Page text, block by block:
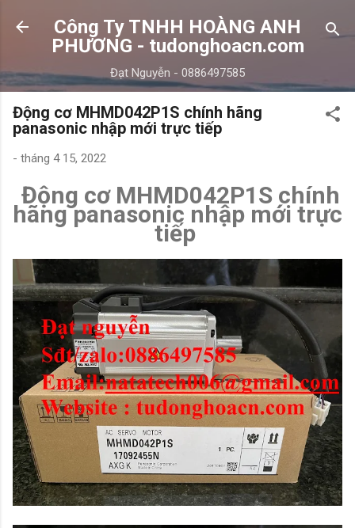
Chuyển đến nội dung chính
Công Ty TNHH HOÀNG ANH
PHƯƠNG - tudonghoacn.com
Đạt Nguyễn - 0886497585
Động cơ MHMD042P1S chính hãng
panasonic nhập mới trực tiếp
- tháng 4 15, 2022
Động cơ MHMD042P1S chính
hãng panasonic nhập mới trực
tiếp